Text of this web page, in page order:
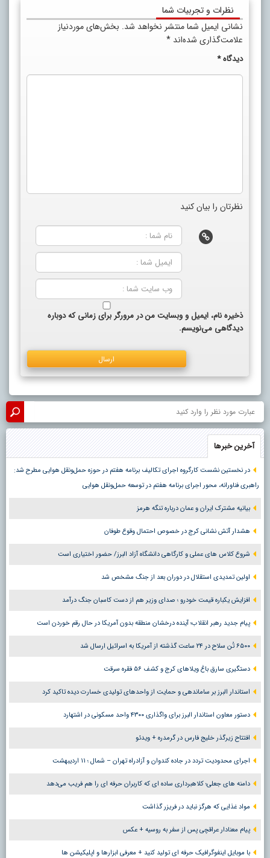
نظرات و تجربیات شما
نشانی ایمیل شما منتشر نخواهد شد. بخش‌های موردنیاز
علامت‌گذاری شده‌اند *
دیدگاه*
نظرتان را بیان کنید
ذخیره نام، ایمیل و وبسایت من در مرورگر برای زمانی که دوباره
دیدگاهی می‌نویسم.
آخرین خبرها
در نخستین نشست کارگروه اجرای تکالیف برنامه هفتم در حوزه حمل‌ونقل هوایی مطرح شد:
راهبری فناورانه، محور اجرای برنامه هفتم در توسعه حمل‌ونقل هوایی
بیانیه مشترک ایران و عمان درباره تنگه هرمز
هشدار آتش نشانی کرج در خصوص احتمال وقوع طوفان
شروع کلاس های عملی و کارگاهی دانشگاه آزاد البرز/ حضور اختیاری است
اولین تمدیدی استقلال در دوران بعد از جنگ مشخص شد
افزایش یکباره قیمت خودرو ؛ صدای وزیر هم از دست کاسبان جنگ درآمد
پیام جدید رهبر انقلاب؛ آینده درخشان منطقه بدون آمریکا در حال رقم خوردن است
۶۵۰۰ تُن سلاح در ۲۴ ساعت گذشته از آمریکا به اسرائیل ارسال شد
دستگیری سارق باغ ویلاهای کرج و کشف ۵۶ فقره سرقت
استاندار البرز بر ساماندهی و حمایت از واحدهای تولیدی خسارت دیده تاکید کرد
دستور معاون استاندار البرز برای واگذاری ۴۳۰۰ واحد مسکونی در اشتهارد
افتتاح زیرگذر خلیج فارس در گرمدره + ویدئو
اجرای محدودیت تردد در جاده کندوان و آزادراه تهران – شمال ؛ ١١ اردیبهشت
دامنه های جعلی؛ کلاهبرداری ساده ای که کاربران حرفه ای را هم فریب می‌دهد
مواد غذایی که هرگز نباید در فریزر گذاشت
پیام معنادار عراقچی پس از سفر به روسیه + عکس
با موبایل اینفوگرافیک حرفه ای تولید کنید + معرفی ابزارها و اپلیکیشن ها